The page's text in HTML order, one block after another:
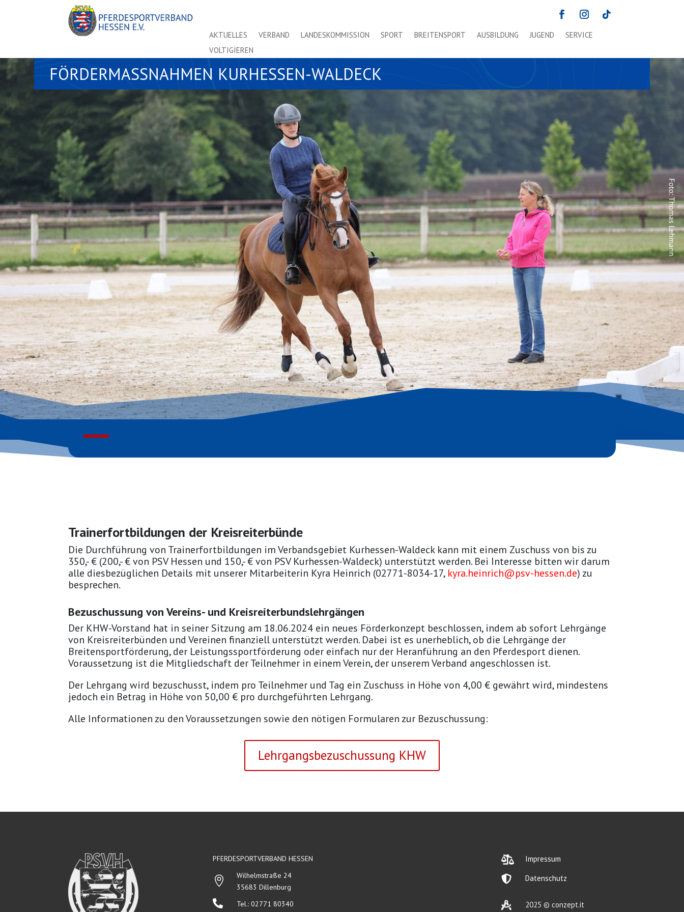
AKTUELLES VERBAND LANDESKOMMISSION SPORT BREITENSPORT AUSBILDUNG JUGEND
SERVICE
VOLTIGIEREN
FÖRDERMASSNAHMEN KURHESSEN-WALDECK
Trainerfortbildungen der Kreisreiterbünde
Die Durchführung von Trainerfortbildungen im Verbandsgebiet Kurhessen-Waldeck kann mit einem Zuschuss von bis zu
350,- € (200,- € von PSV Hessen und 150,- € von PSV Kurhessen-Waldeck) unterstützt werden. Bei Interesse bitten wir darum
alle diesbezüglichen Details mit unserer Mitarbeiterin Kyra Heinrich (02771-8034-17, kyra.heinrich@psv-hessen.de) zu
besprechen.
Bezuschussung von Vereins- und Kreisreiterbundslehrgängen
Der KHW-Vorstand hat in seiner Sitzung am 18.06.2024 ein neues Förderkonzept beschlossen, indem ab sofort Lehrgänge
von Kreisreiterbünden und Vereinen finanziell unterstützt werden. Dabei ist es unerheblich, ob die Lehrgänge der
Breitensportförderung, der Leistungssportförderung oder einfach nur der Heranführung an den Pferdesport dienen.
Voraussetzung ist die Mitgliedschaft der Teilnehmer in einem Verein, der unserem Verband angeschlossen ist.
Der Lehrgang wird bezuschusst, indem pro Teilnehmer und Tag ein Zuschuss in Höhe von 4,00 € gewährt wird, mindestens
jedoch ein Betrag in Höhe von 50,00 € pro durchgeführten Lehrgang.
Alle Informationen zu den Voraussetzungen sowie den nötigen Formularen zur Bezuschussung:
Lehrgangsbezuschussung KHW
PFERDESPORTVERBAND HESSEN

Wilhelmstraße 24
35683 Dillenburg
 Tel.: 02771 80340
 Impressum
 Datenschutz
 2025 © conzept.it